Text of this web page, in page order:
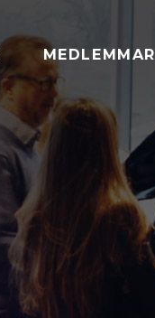
MEDLEMMAR